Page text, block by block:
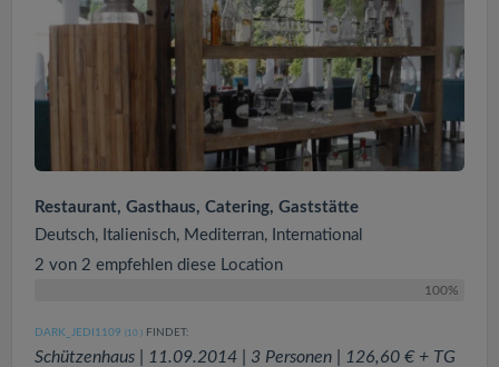
Restaurant, Gasthaus, Catering, Gaststätte
Deutsch, Italienisch, Mediterran, International
2 von 2 empfehlen diese Location
100%
DARK_JEDI1109 (10 ) FINDET:
Schützenhaus | 11.09.2014 | 3 Personen | 126,60 € + TG